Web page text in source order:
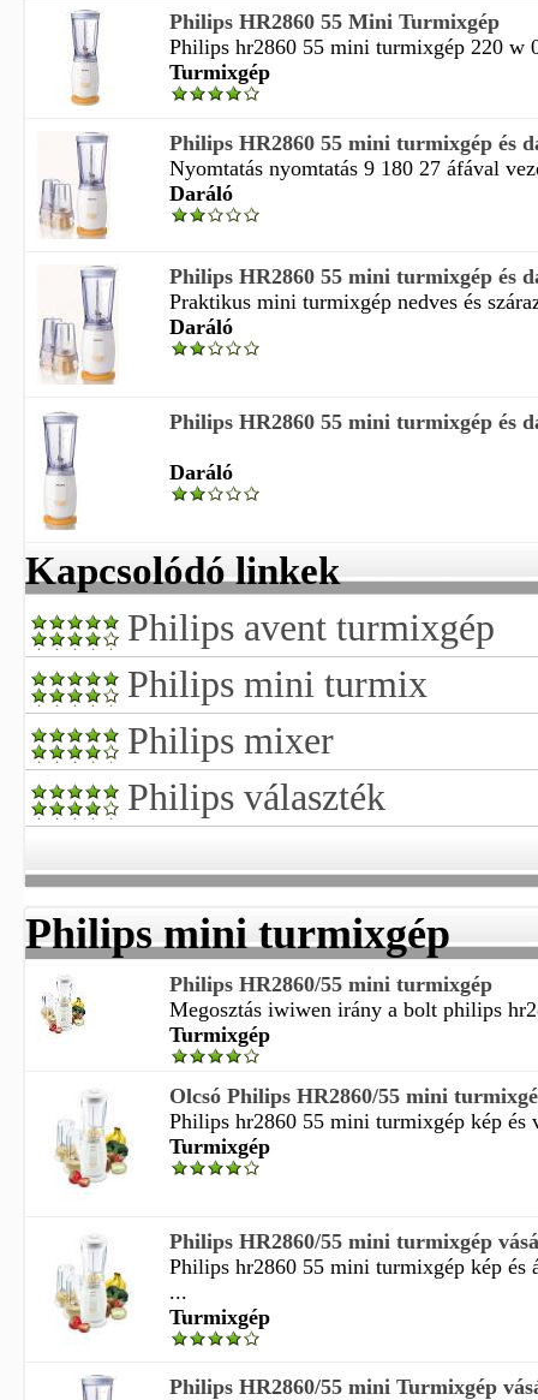
Philips HR2860 55 Mini Turmixgép
Philips hr2860 55 mini turmixgép 220 w
Turmixgép
Philips HR2860 55 mini turmixgép és
Nyomtatás nyomtatás 9 180 27 áfával
Daráló
Philips HR2860 55 mini turmixgép és
Praktikus mini turmixgép nedves és
Daráló
Philips HR2860 55 mini turmixgép és
Daráló
Kapcsolódó linkek
Philips avent turmixgép
Philips mini turmix
Philips mixer
Philips választék
Philips mini turmixgép
Philips HR2860/55 mini turmixgép
Megosztás iwiwen irány a bolt philips
Turmixgép
Olcsó Philips HR2860/55 mini
Philips hr2860 55 mini turmixgép kép és
Turmixgép
Philips HR2860/55 mini turmixgép
Philips hr2860 55 mini turmixgép kép és
...
Turmixgép
Philips HR2860/55 mini Turmixgép